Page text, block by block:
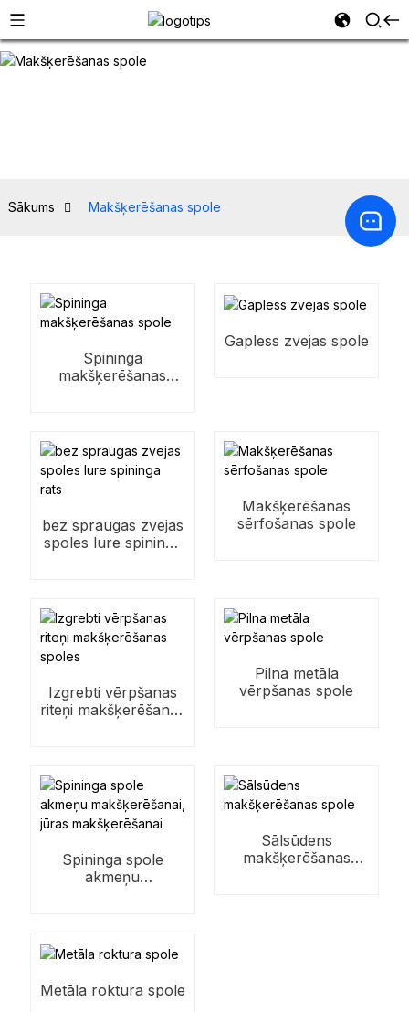
Sākums Makšķerēšanas spole
Spininga
makšķerēšanas
Gapless zvejas spole
bez spraugas zvejas
spoles lure spininga
Makšķerēšanas
sērfošanas spole
Izgrebti vērpšanas
riteņi makšķerēšanas
Pilna metāla
vērpšanas spole
Spininga spole
akmeņu
Sālsūdens
makšķerēšanas
Metāla roktura spole